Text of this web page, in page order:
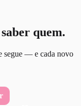
quem.
segue — e cada novo